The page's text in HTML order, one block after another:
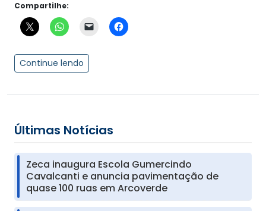
Compartilhe:
Continue lendo
Últimas Notícias
Zeca inaugura Escola Gumercindo
Cavalcanti e anuncia pavimentação de
quase 100 ruas em Arcoverde